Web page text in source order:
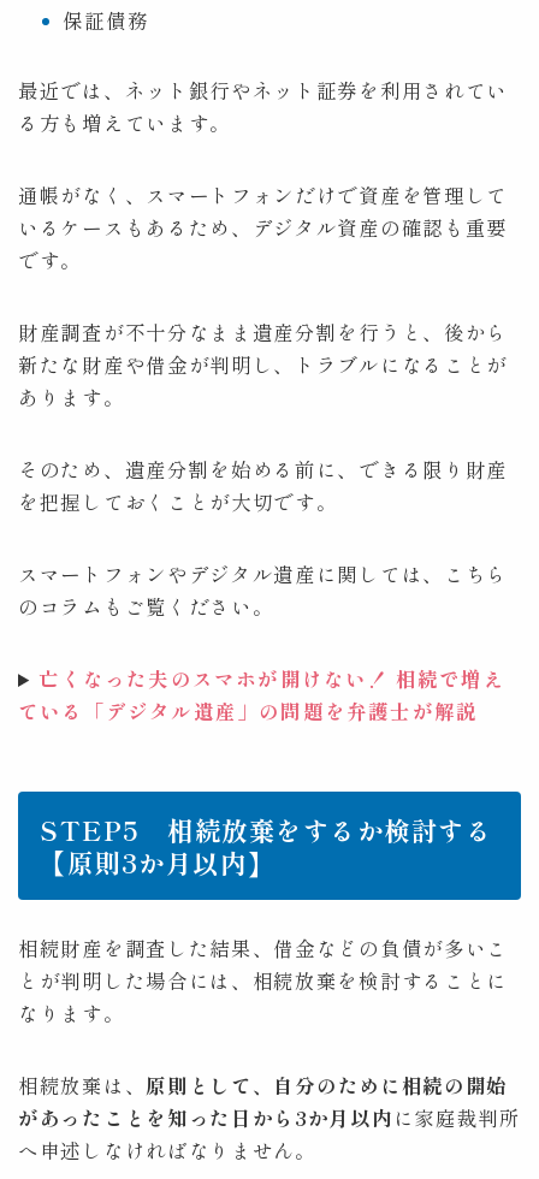
保証債務
最近では、ネット銀行やネット証券を利用されてい
る方も増えています。
通帳がなく、スマートフォンだけで資産を管理して
いるケースもあるため、デジタル資産の確認も重要
です。
財産調査が不十分なまま遺産分割を行うと、後から
新たな財産や借金が判明し、トラブルになることが
あります。
そのため、遺産分割を始める前に、できる限り財産
を把握しておくことが大切です。
スマートフォンやデジタル遺産に関しては、こちら
のコラムもご覧ください。
亡くなった夫のスマホが開けない！ 相続で増え
ている「デジタル遺産」の問題を弁護士が解説
STEP5 相続放棄をするか検討する
【原則3か月以内】
相続財産を調査した結果、借金などの負債が多いこ
とが判明した場合には、相続放棄を検討することに
なります。
相続放棄は、 原則として、自分のために相続の開始
があったことを知った日から3か月以内 に家庭裁判所
へ申述しなければなりません。